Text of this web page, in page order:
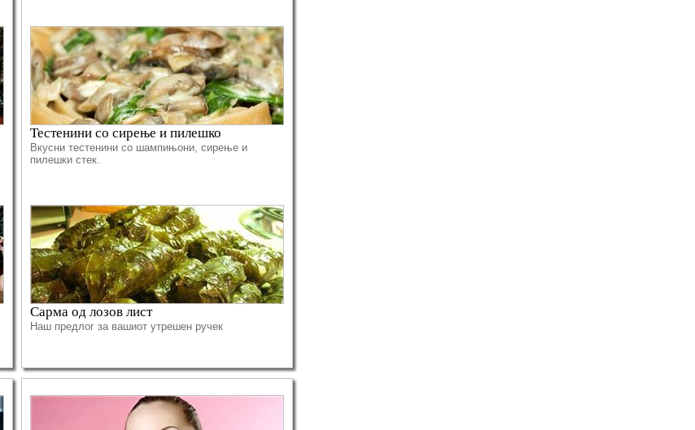
Тестенини со сирење и пилешко
Вкусни тестенини со шампињони, сирење и
пилешки стек.
Сарма од лозов лист
Наш предлог за вашиот утрешен ручек